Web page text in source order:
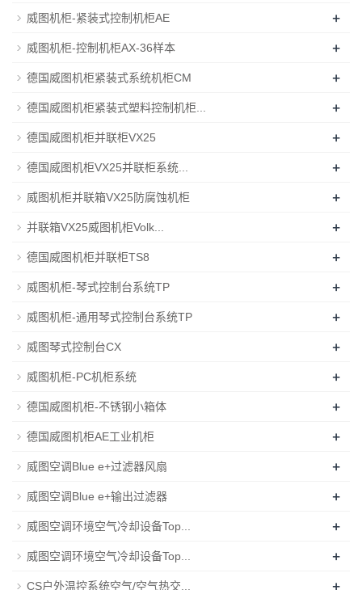
威图机柜-紧装式控制机柜AE +
威图机柜-控制机柜AX-36样本 +
德国威图机柜紧装式系统机柜CM +
德国威图机柜紧装式塑料控制机柜... +
德国威图机柜并联柜VX25 +
德国威图机柜VX25并联柜系统... +
威图机柜并联箱VX25防腐蚀机柜 +
并联箱VX25威图机柜Volk... +
德国威图机柜并联柜TS8 +
威图机柜-琴式控制台系统TP +
威图机柜-通用琴式控制台系统TP +
威图琴式控制台CX +
威图机柜-PC机柜系统 +
德国威图机柜-不锈钢小箱体 +
德国威图机柜AE工业机柜 +
威图空调Blue e+过滤器风扇 +
威图空调Blue e+输出过滤器 +
威图空调环境空气冷却设备Top... +
威图空调环境空气冷却设备Top... +
CS户外温控系统空气/空气热交... +